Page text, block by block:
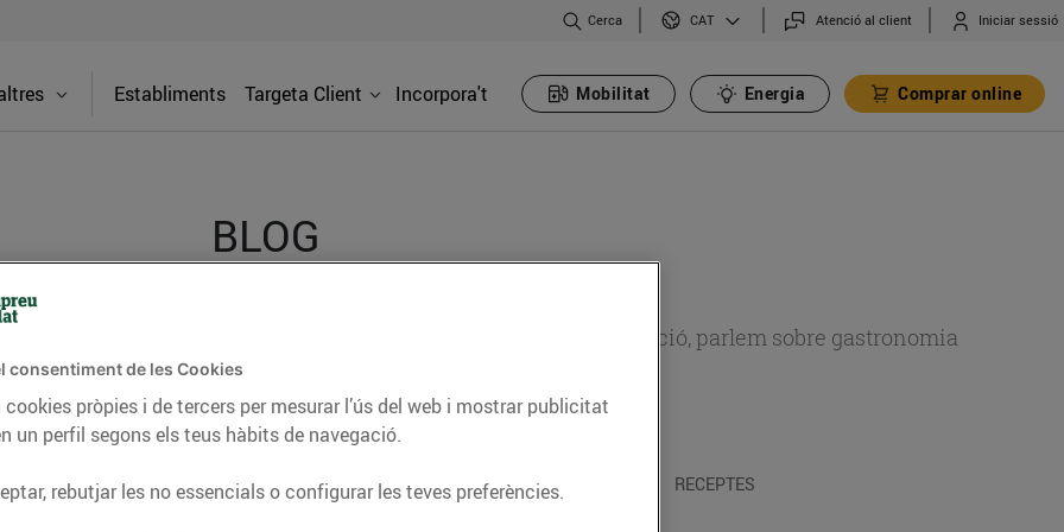
Cerca CAT Atenció al client Iniciar sessió
Establiments Targeta Client Incorpora't Mobilitat Energia Comprar online
BLOG
consells nutricionals, informació d’actualitat sobre alimentació, parlem sobre gastronomia
del nostre territori i molts altres temes.
CONSELLS I HÀBITS SALUDABLES ENERGIA GASTRONOMIA I TRADICIONS RECEPTES
consentiment de les Cookies
pròpies i de tercers per mesurar l’ús del web i mostrar publicitat
un perfil segons els teus hàbits de navegació.
rebutjar les no essencials o configurar les teves preferències.